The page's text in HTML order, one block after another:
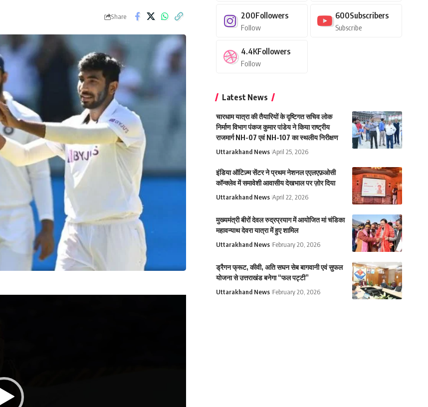
Share 200Followers
Follow
600Subscribers
Subscribe
4.4KFollowers
Follow
Latest News
चारधाम यात्रा की तैयारियों के दृष्टिगत सचिव लोक
निर्माण विभाग पंकज कुमार पांडेय ने किया राष्ट्रीय
राजमार्ग NH-07 एवं NH-107 का स्थलीय निरीक्षण
Uttarakhand News April 25, 2026
इंडिया ऑटिज़्म सेंटर ने प्रथम नेशनल एएलएफ़ओसी
कॉन्क्लेव में समावेशी आवासीय देखभाल पर ज़ोर दिया
Uttarakhand News April 22, 2026
मुख्यमंत्री बीरों देवल रुद्रप्रयाग में आयोजित मां चंडिका
महावन्याथ देवरा यात्रा में हुए शामिल
Uttarakhand News February 20, 2026
ड्रैगन फ्रूट, कीवी, अति सघन सेब बागवानी एवं सुफल
योजना से उत्तराखंड बनेगा “फल पट्टी”
Uttarakhand News February 20, 2026